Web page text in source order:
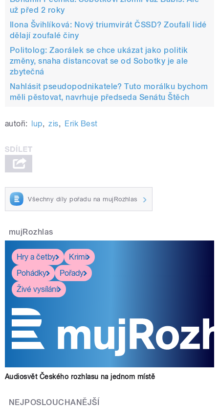
už před 2 roky
Ilona Švihlíková: Nový triumvirát ČSSD? Zoufalí lidé
dělají zoufalé činy
Politolog: Zaorálek se chce ukázat jako politik
změny, snaha distancovat se od Sobotky je ale
zbytečná
Nahlásit pseudopodnikatele? Tuto morálku bychom
měli pěstovat, navrhuje předseda Senátu Štěch
autoři: lup, zis, Erik Best
Všechny díly pořadu na mujRozhlas
mujRozhlas
Hry a četby
Krimi
Pohádky
Pořady
Živé vysílání
Audiosvět Českého rozhlasu na jednom místě
NEJPOSLOUCHANĚJŠÍ